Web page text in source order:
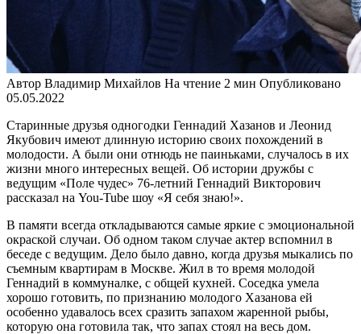
Автор Владимир Михайлов На чтение 2 мин Опубликовано
05.05.2022
Старинные друзья одногодки Геннадий Хазанов и Леонид
Якубович имеют длинную историю своих похождений в
молодости. А были они отнюдь не паиньками, случалось в их
жизни много интересных вещей. Об истории дружбы с
ведущим «Поле чудес» 76-летний Геннадий Викторович
рассказал на You-Tube шоу «Я себя знаю!».
В памяти всегда откладываются самые яркие с эмоциональной
окраской случаи. Об одном таком случае актер вспомнил в
беседе с ведущим. Дело было давно, когда друзья мыкались по
съемным квартирам в Москве. Жил в то время молодой
Геннадий в коммуналке, с общей кухней. Соседка умела
хорошо готовить, по признанию молодого Хазанова ей
особенно удавалось всех сразить запахом жаренной рыбы,
которую она готовила так, что запах стоял на весь дом.